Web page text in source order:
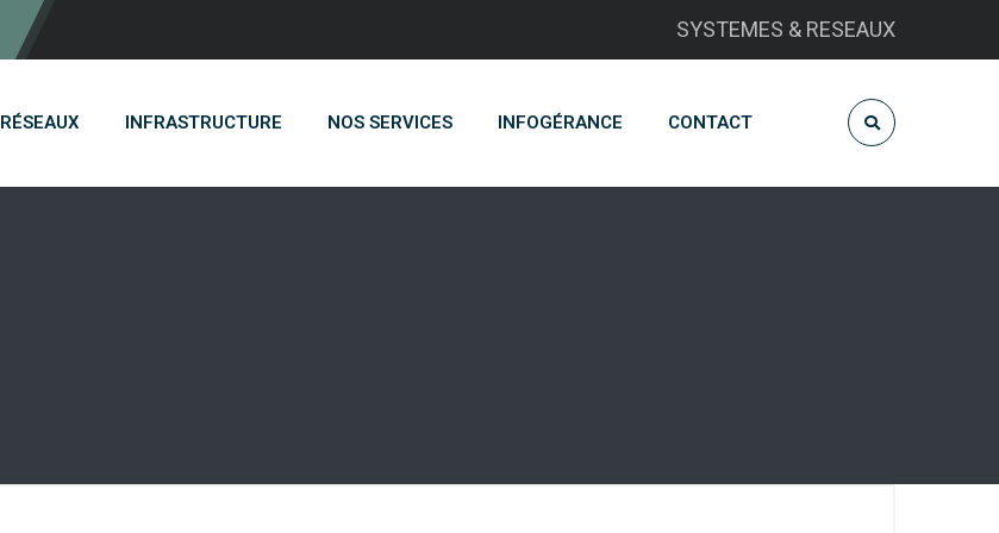
SYSTEMES & RESEAUX
RÉSEAUX INFRASTRUCTURE NOS SERVICES INFOGÉRANCE CONTACT